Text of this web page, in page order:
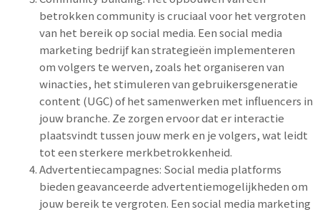
betrokken community is cruciaal voor het vergroten
van het bereik op social media. Een social media
marketing bedrijf kan strategieën implementeren
om volgers te werven, zoals het organiseren van
winacties, het stimuleren van gebruikersgeneratie
content (UGC) of het samenwerken met influencers in
jouw branche. Ze zorgen ervoor dat er interactie
plaatsvindt tussen jouw merk en je volgers, wat leidt
tot een sterkere merkbetrokkenheid.
Advertentiecampagnes: Social media platforms
bieden geavanceerde advertentiemogelijkheden om
jouw bereik te vergroten. Een social media marketing